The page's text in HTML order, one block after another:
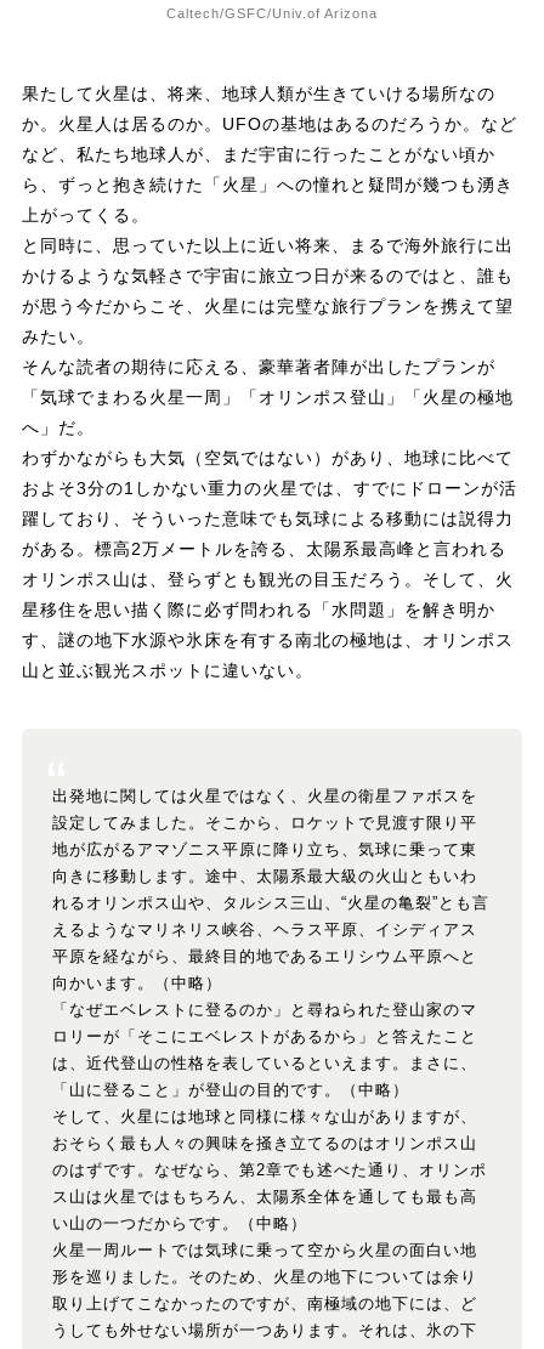
Caltech/GSFC/Univ.of Arizona
果たして火星は、将来、地球人類が生きていける場所なの
か。火星人は居るのか。UFOの基地はあるのだろうか。など
など、私たち地球人が、まだ宇宙に行ったことがない頃か
ら、ずっと抱き続けた「火星」への憧れと疑問が幾つも湧き
上がってくる。
と同時に、思っていた以上に近い将来、まるで海外旅行に出
かけるような気軽さで宇宙に旅立つ日が来るのではと、誰も
が思う今だからこそ、火星には完璧な旅行プランを携えて望
みたい。
そんな読者の期待に応える、豪華著者陣が出したプランが
「気球でまわる火星一周」「オリンポス登山」「火星の極地
へ」だ。
わずかながらも大気（空気ではない）があり、地球に比べて
およそ3分の1しかない重力の火星では、すでにドローンが活
躍しており、そういった意味でも気球による移動には説得力
がある。標高2万メートルを誇る、太陽系最高峰と言われる
オリンポス山は、登らずとも観光の目玉だろう。そして、火
星移住を思い描く際に必ず問われる「水問題」を解き明か
す、謎の地下水源や氷床を有する南北の極地は、オリンポス
山と並ぶ観光スポットに違いない。
出発地に関しては火星ではなく、火星の衛星ファボスを
設定してみました。そこから、ロケットで見渡す限り平
地が広がるアマゾニス平原に降り立ち、気球に乗って東
向きに移動します。途中、太陽系最大級の火山ともいわ
れるオリンポス山や、タルシス三山、“火星の亀裂”とも言
えるようなマリネリス峡谷、ヘラス平原、イシディアス
平原を経ながら、最終目的地であるエリシウム平原へと
向かいます。（中略）
「なぜエベレストに登るのか」と尋ねられた登山家のマ
ロリーが「そこにエベレストがあるから」と答えたこと
は、近代登山の性格を表しているといえます。まさに、
「山に登ること」が登山の目的です。（中略）
そして、火星には地球と同様に様々な山がありますが、
おそらく最も人々の興味を掻き立てるのはオリンポス山
のはずです。なぜなら、第2章でも述べた通り、オリンポ
ス山は火星ではもちろん、太陽系全体を通しても最も高
い山の一つだからです。（中略）
火星一周ルートでは気球に乗って空から火星の面白い地
形を巡りました。そのため、火星の地下については余り
取り上げてこなかったのですが、南極域の地下には、ど
うしても外せない場所が一つあります。それは、氷の下